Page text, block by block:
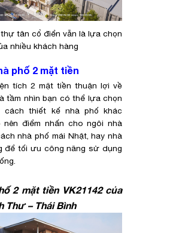
tân cổ điển vẫn là lựa chọn
nhiều khách hàng
phố 2 mặt tiền
tích 2 mặt tiền thuận lợi về
tầm nhìn bạn có thể lựa chọn
cách thiết kế nhà phố khác
điểm nhấn cho ngôi nhà
nhà phố mái Nhật, hay nhà
để tối ưu công năng sử dụng
2 mặt tiền VK21142 của
Thư – Thái Bình